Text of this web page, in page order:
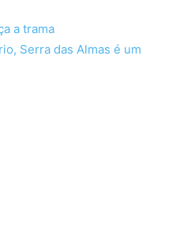
a trama
Serra das Almas é um